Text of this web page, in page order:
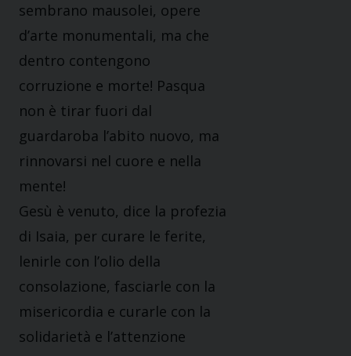
sembrano mausolei, opere
d’arte monumentali, ma che
dentro contengono
corruzione e morte! Pasqua
non è tirar fuori dal
guardaroba l’abito nuovo, ma
rinnovarsi nel cuore e nella
mente!
Gesù è venuto, dice la profezia
di Isaia, per curare le ferite,
lenirle con l’olio della
consolazione, fasciarle con la
misericordia e curarle con la
solidarietà e l’attenzione